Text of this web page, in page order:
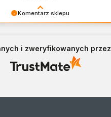
Komentarz sklepu
i zweryfikowanych przez